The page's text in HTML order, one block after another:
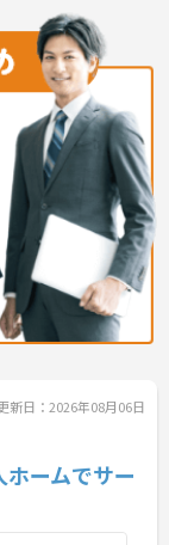
新日：2026年08月06日
ホームでサー